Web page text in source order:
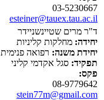
03-5230667
esteiner@tauex.tau.ac.il
ד"ר מרים שטיינשניידר
יחידה: מחלקות קליניות
יחידת משנה: רפואה פנימית
תפקיד: סגל אקדמי קליני
פקס:
08-9779642
stein77m@gmail.com